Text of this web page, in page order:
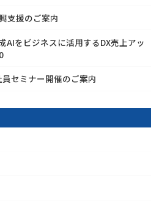
支援のご案内
AIをビジネスに活用するDX売上アッ
員セミナー開催のご案内